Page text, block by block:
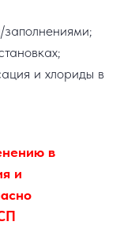
и хлориды в
в
и